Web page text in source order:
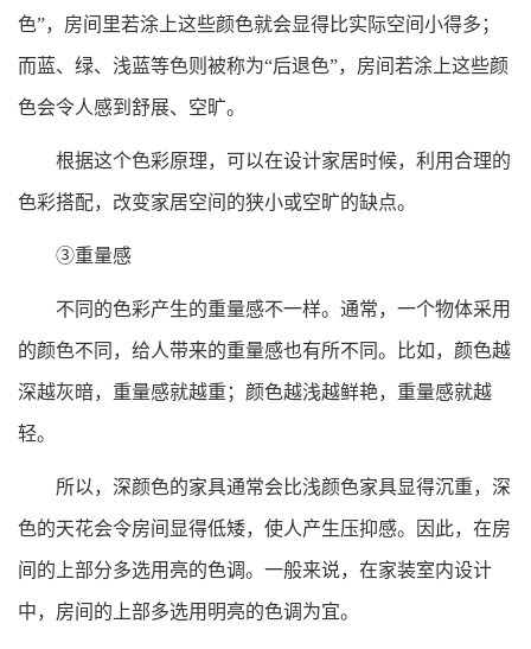
色”，房间里若涂上这些颜色就会显得比实际空间小得多；
而蓝、绿、浅蓝等色则被称为“后退色”，房间若涂上这些颜
色会令人感到舒展、空旷。
根据这个色彩原理，可以在设计家居时候，利用合理的
色彩搭配，改变家居空间的狭小或空旷的缺点。
③重量感
不同的色彩产生的重量感不一样。通常，一个物体采用
的颜色不同，给人带来的重量感也有所不同。比如，颜色越
深越灰暗，重量感就越重；颜色越浅越鲜艳，重量感就越
轻。
所以，深颜色的家具通常会比浅颜色家具显得沉重，深
色的天花会令房间显得低矮，使人产生压抑感。因此，在房
间的上部分多选用亮的色调。一般来说，在家装室内设计
中，房间的上部多选用明亮的色调为宜。